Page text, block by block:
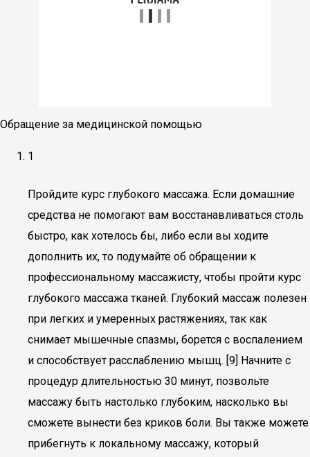
Обращение за медицинской помощью
1
Пройдите курс глубокого массажа. Если домашние
средства не помогают вам восстанавливаться столь
быстро, как хотелось бы, либо если вы ходите
дополнить их, то подумайте об обращении к
профессиональному массажисту, чтобы пройти курс
глубокого массажа тканей. Глубокий массаж полезен
при легких и умеренных растяжениях, так как
снимает мышечные спазмы, борется с воспалением
и способствует расслаблению мышц. [9] Начните с
процедур длительностью 30 минут, позвольте
массажу быть настолько глубоким, насколько вы
сможете вынести без криков боли. Вы также можете
прибегнуть к локальному массажу, который